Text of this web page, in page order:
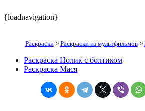
{loadnavigation}
Раскраски> Раскраски из мультфильмов>
Раскраска Нолик с болтиком
Раскраска Мася